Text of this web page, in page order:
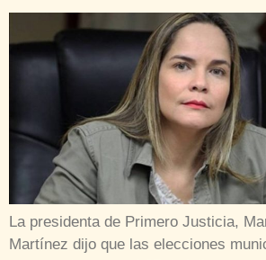
La presidenta de Primero Justicia,
Martínez dijo que las elecciones